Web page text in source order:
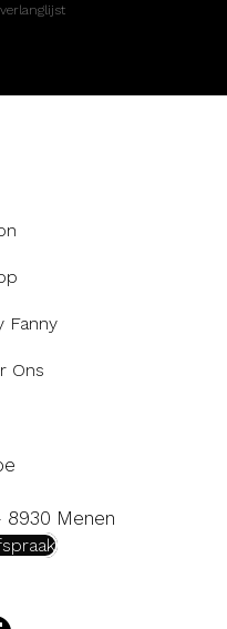
Fanny
Ons
8930 Menen